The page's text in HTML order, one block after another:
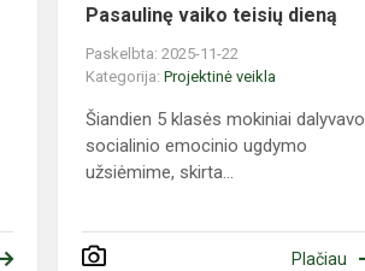
Pasaulinę vaiko teisių dieną
Paskelbta: 2025-11-22
Kategorija:Projektinė veikla
Šiandien 5 klasės mokiniai dalyvavo
socialinio emocinio ugdymo
užsiėmime, skirta...
Plačiau